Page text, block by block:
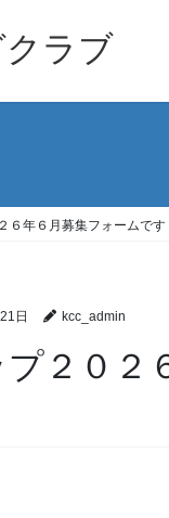
ラブ
６年６月募集フォームです
日 kcc_admin
２０２